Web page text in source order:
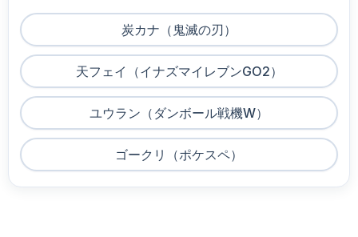
炭カナ（鬼滅の刃）
天フェイ（イナズマイレブンGO2）
ユウラン（ダンボール戦機W）
ゴークリ（ポケスペ）